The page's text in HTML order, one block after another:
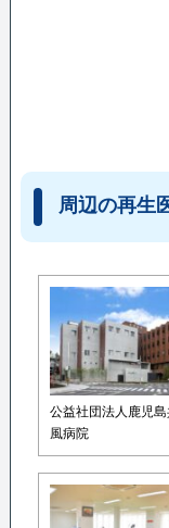
周辺の再生
公益社団法人鹿児
風病院